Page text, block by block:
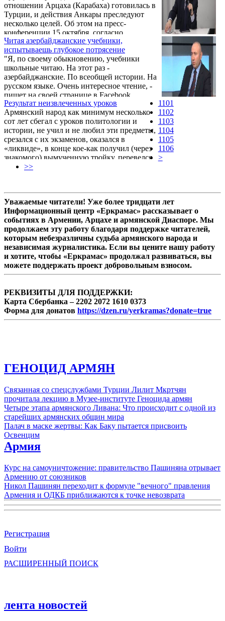
Арцаха потери 5 районов, к восприятию
нашим обществом ожидаемой от России
помощи, к поведению Запада и мирового
сообщества – сегодня и исторически, а
также к процессу признания независимости
Арцаха, как явления
прямопропорционального царящей на
линии фронта обстановке.Подробности ...
отношении Арцаха (Карабаха) готовилась в
Турции, и действия Анкары преследуют
несколько целей. Об этом на пресс-
конференции 15 октября, согласно
сообщению Новости Армении - NEWS.am,
заявил главный советник премьер-министра
Армении, бывший министр обороны
Армении Вагаршак Арутюнян. По его
словам, целью трехстороннего турецко-
азербайджано-террористического альянса
было прорвать оборону на нескольких
направлениях. С юга агрессоры пытались
отрезать границу Ирана и добраться ...
Читая азербайджанские учебники,
испытываешь глубокое потрясение
"Я, по своему обыкновению, учебники
школьные читаю. На этот раз -
азербайджанские. По всеобщей истории. На
русском языке. Очень интересное чтение, -
пишет на своей странице в Facebook
российский историк Леонид Кацва.
Результат неизвлеченных уроков
Армянский народ как минимум несколько
сот лет сбегал с уроков политологии и
истории, не учил и не любил эти предметы,
срезался с их экзаменов, оказался в
«ликвиде», в конце кое-как получил (через
знакомого) вымученную тройку, перевелся
на следующий курс, долгое время оставался
т.д. Причин множество, но перечислять их
сейчас не хотелось бы.
1101
1102
1103
1104
1105
1106
>
>>
Уважаемые читатели! Уже более тридцати лет
Информационный центр «Еркрамас» рассказывает о
событиях в Армении, Арцахе и армянской Диаспоре. Мы
продолжаем эту работу благодаря поддержке читателей,
которым небезразличны судьба армянского народа и
независимая журналистика. Если вы цените нашу работу
и хотите, чтобы «Еркрамас» продолжал развиваться, вы
можете поддержать проект добровольным взносом.
РЕКВИЗИТЫ ДЛЯ ПОДДЕРЖКИ:
Карта Сбербанка – 2202 2072 1610 0373
Форма для донатов https://dzen.ru/yerkramas?donate=true
ГЕНОЦИД АРМЯН
Связанная со спецслужбами Турции Лилит Мкртчян
прочитала лекцию в Музее-институте Геноцида армян
Четыре этапа армянского Ливана: Что происходит с одной из
старейших армянских общин мира
Палач в маске жертвы: Как Баку пытается присвоить
Освенцим
Армия
Курс на самоуничтожение: правительство Пашиняна отрывает
Армению от союзников
Никол Пашинян переходит к формуле "вечного" правления
Армения и ОДКБ приближаются к точке невозврата
Регистрация
Войти
РАСШИРЕННЫЙ ПОИСК
лента новостей